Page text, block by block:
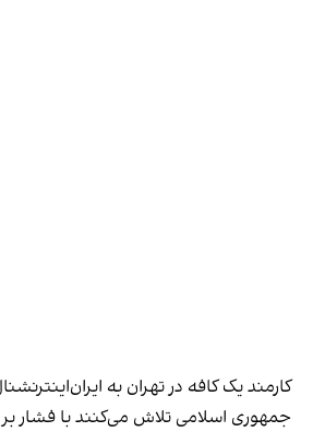
کارمند یک کافه در تهران به
جمهوری اسلامی تلاش می‌کنند با فشار